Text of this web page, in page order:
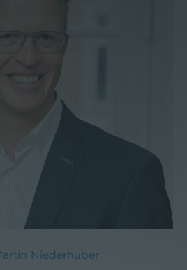
Niederhuber